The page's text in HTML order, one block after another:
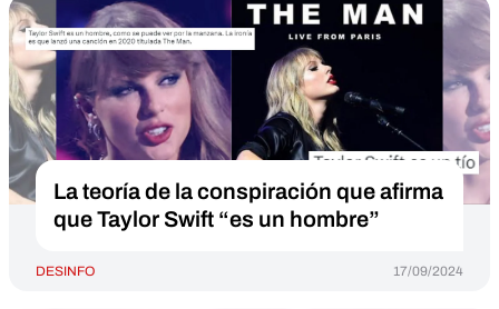
La teoría de la conspiración que afirma
que Taylor Swift “es un hombre”
DESINFO 17/09/2024